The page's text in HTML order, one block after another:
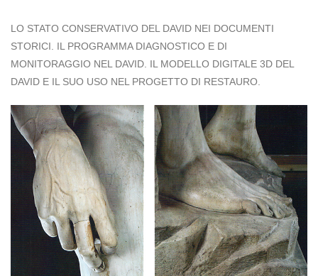
LO STATO CONSERVATIVO DEL DAVID NEI DOCUMENTI
STORICI. IL PROGRAMMA DIAGNOSTICO E DI
MONITORAGGIO NEL DAVID. IL MODELLO DIGITALE 3D DEL
DAVID E IL SUO USO NEL PROGETTO DI RESTAURO.